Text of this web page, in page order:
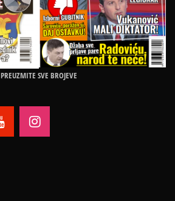
PREUZMITE SVE BROJEVE